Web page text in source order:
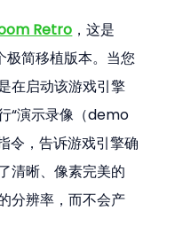
Retro ，这是
简移植版本。当您
在启动该游戏引擎
“演示录像（demo
，告诉游戏引擎确
清晰、像素完美的
分辨率，而不会产